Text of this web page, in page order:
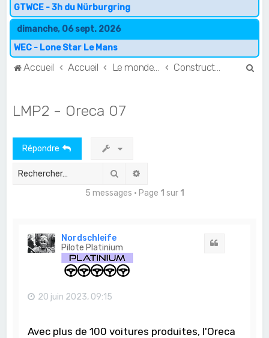
GTWCE - 3h du Nürburgring
dimanche, 06 sept. 2026
WEC - Lone Star Le Mans
Accueil Accueil Constructeurs & Teams
LMP2 - Oreca 07
Répondre
Rechercher
5 messages • Page 1 sur 1
Nordschleife
Pilote Platinium
20 juin 2023, 09:15
Avec plus de 100 voitures produites, l'Oreca